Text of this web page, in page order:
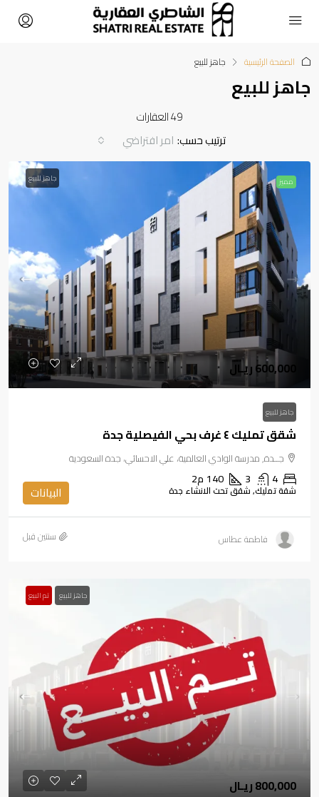
الصفحة الرئيسية جاهز للبيع
جاهز للبيع
49 العقارات
ترتيب حسب: امر افتراضي
مميز جاهز للبيع
600,000 ريـال
جاهز للبيع
شقق تمليك ٤ غرف بحي الفيصلية جدة
جــدة, مدرسة الوادي العالمية، علي الاحسائي، جدة السعودية
4
3
140 م2
شقة تمليك, شقق تحت الانشاء جدة البيانات
فاطمة عطاس ‏سنتين قبل
جاهز للبيع تم البيع
800,000 ريـال